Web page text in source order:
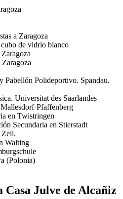
a Zaragoza
de vidrio blanco
Pabellón Polideportivo. Spandau.
Universitat des Saarlandes
Pfaffenberg
en Twistringen
Secundaria en Stierstadt
Zell.
Walting
(Polonia)
Casa Julve de Alcañiz